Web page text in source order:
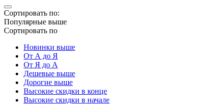
Сортировать по:
Популярные выше
Сортировать по
Новинки выше
От А до Я
От Я до А
Дешевые выше
Дорогие выше
Высокие скидки в конце
Высокие скидки в начале